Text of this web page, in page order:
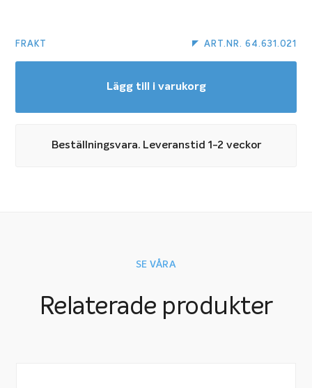
FRAKT ART.NR. 64.631.021
Lägg till i varukorg
Beställningsvara. Leveranstid 1-2 veckor
SE VÅRA
Relaterade produkter